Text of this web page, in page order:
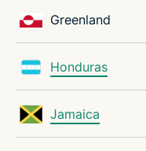
Greenland
Honduras
Jamaica